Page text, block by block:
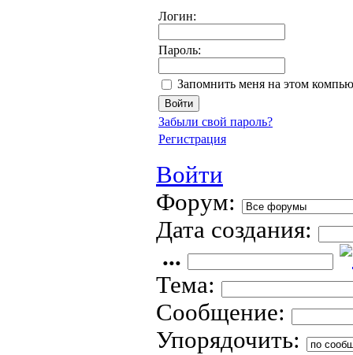
Логин:
Пароль:
Запомнить меня на этом
Забыли свой пароль?
Регистрация
Войти
Форум:
Дата создания:
...
Тема:
Сообщение:
Упорядочить: